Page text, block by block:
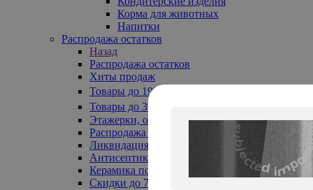
Корма для животных
Напитки
Распродажа остатков
Назад
Распродажа остатков
Хиты продаж
Товары до 199₽
Товары до 399₽
Этажерки, обувницы
Распродажа текстиля до -50%
Ликвидация до -70%
Антисептики
Керамика по 129 руб
Скидки до 70%